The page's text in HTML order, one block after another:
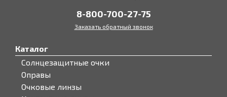
8-800-700-27-75
Заказать обратный звонок
Каталог
Солнцезащитные очки
Оправы
Очковые линзы